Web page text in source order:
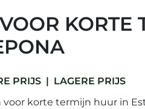
KORTE
PRIJS
LAGERE PRIJS
korte termijn huur in